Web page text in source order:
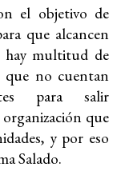
el objetivo de
que alcancen
multitud de
que no cuentan
para salir
que
y por eso
Salado.